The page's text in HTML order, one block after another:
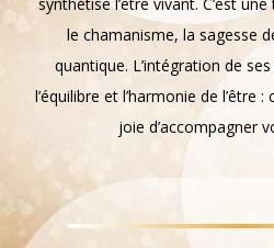
le chamanisme, la sagesse
quantique. L’intégration de
l’équilibre et l’harmonie de
joie d’accompagner